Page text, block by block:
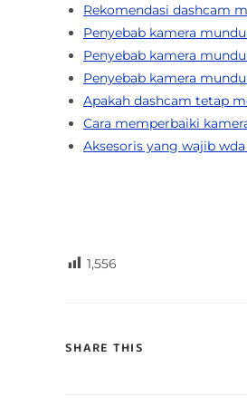
Rekomendasi dashcam
Penyebab kamera
Penyebab kamera
Penyebab kamera
Apakah dashcam tetap
Cara memperbaiki
Aksesoris yang wajib
1,556
SHARE THIS